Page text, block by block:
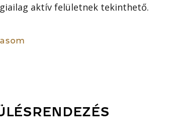
aktív felületnek tekinthető.